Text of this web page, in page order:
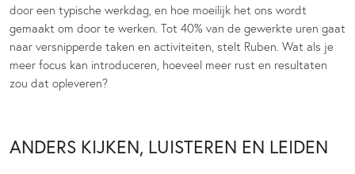
door een typische werkdag, en hoe moeilijk het ons wordt
gemaakt om door te werken. Tot 40% van de gewerkte uren gaat
naar versnipperde taken en activiteiten, stelt Ruben. Wat als je
meer focus kan introduceren, hoeveel meer rust en resultaten
zou dat opleveren?
ANDERS KIJKEN, LUISTEREN EN LEIDEN